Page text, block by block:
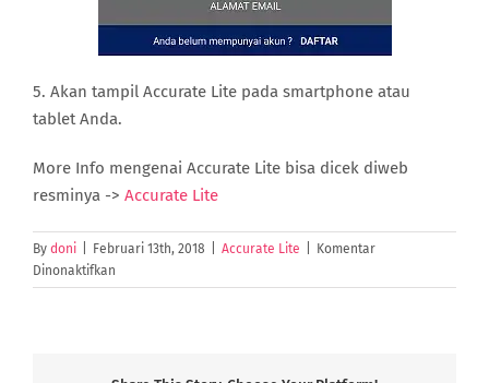
5. Akan tampil Accurate Lite pada smartphone atau
tablet Anda.
More Info mengenai Accurate Lite bisa dicek diweb
resminya -> Accurate Lite
By doni Februari 13th, 2018 Accurate Lite
Komentar
Dinonaktifkan
Instalasi